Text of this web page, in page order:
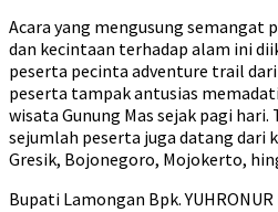
Acara yang mengusung semangat
dan kecintaan terhadap alam ini
peserta pecinta adventure trail dari
peserta tampak antusias
wisata Gunung Mas sejak pagi
sejumlah peserta juga datang
Gresik, Bojonegoro, Mojokerto,
Bupati Lamongan Bpk. YUHRONUR